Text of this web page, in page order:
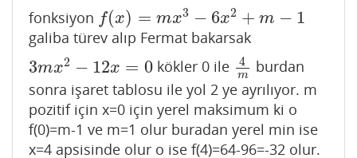
fonksiyon f(x) = mx3 − 6x2 + m − 1
f(x)=mx3 −6x2+ m −1
galiba türev alıp Fermat bakarsak
3mx2 − 12x = 0
3mx2− 12 x=0 kökler 0 ile 4
m
4m burdan
sonra işaret tablosu ile yol 2 ye ayrılıyor. m
pozitif için x=0 için yerel maksimum ki o
f(0)=m-1 ve m=1 olur buradan yerel min ise
x=4 apsisinde olur o ise f(4)=64-96=-32 olur.